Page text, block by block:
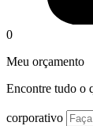
0
Meu orçamento
Encontre tudo o
corporativo